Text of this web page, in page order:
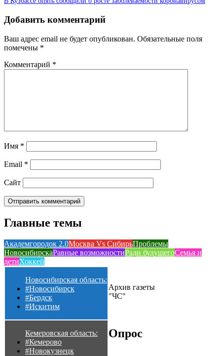
Добавить комментарий
Ваш адрес email не будет опубликован. Обязательные поля
помечены *
Комментарий *
Имя *
Email *
Сайт
Главные темы
Академгородок 2.0Москва Vs СибирьПроблемы
НовосибирскаРавные возможностиРади будущегоСемья и
детиХоккей
Новосибирская область:
#Новосибирск
#Бердск
#Искитим
Кемеровская область:
#Кемерово
#Новокузнецк
Архив газеты
"ЧС"
Опрос